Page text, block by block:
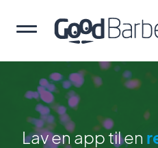
Lav en app til en